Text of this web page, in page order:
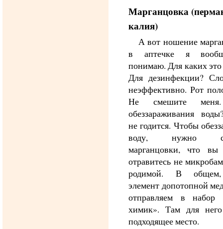
Марганцовка
калия)
А вот ношение
в аптечке я
понимаю. Для каких это
Для дезинфекции?
неэффективно. Рот
Не смешите
обеззараживания
не годится. Чтобы
воду, нужно
марганцовки, что вы
отравитесь не
родимой. В
элемент допотопной
отправляем в набор
химик». Там для
подходящее место.